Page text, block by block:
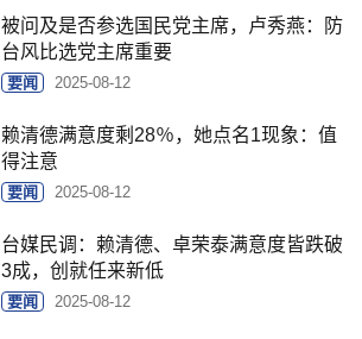
被问及是否参选国民党主席，卢秀燕：防
台风比选党主席重要
要闻 2025-08-12
赖清德满意度剩28％，她点名1现象：值
得注意
要闻 2025-08-12
台媒民调：赖清德、卓荣泰满意度皆跌破
3成，创就任来新低
要闻 2025-08-12